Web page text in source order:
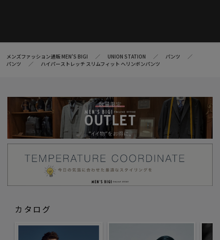
メンズファッション通販 MEN'S BIGI UNION STATION
パンツ
パンツ
ハイパーストレッチ スリムフィット ヘリンボンパンツ
カタログ